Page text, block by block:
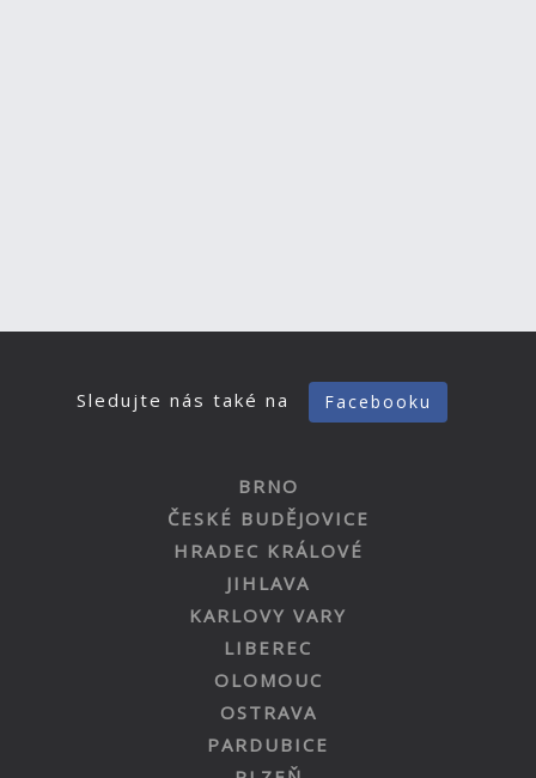
Sledujte nás také na Facebooku
BRNO
ČESKÉ BUDĚJOVICE
HRADEC KRÁLOVÉ
JIHLAVA
KARLOVY VARY
LIBEREC
OLOMOUC
OSTRAVA
PARDUBICE